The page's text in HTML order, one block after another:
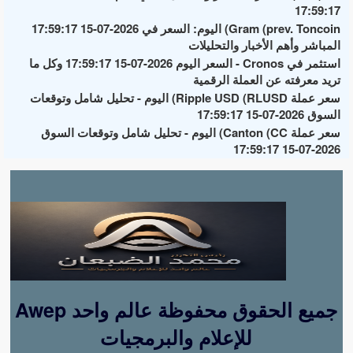
17:59:17
Gram (prev. Toncoin) اليوم: السعر في 2026-07-15 17:59:17
المباشر وأهم الأخبار والتحليلات
استثمر في Cronos - السعر اليوم 2026-07-15 17:59:17 وكل ما
تريد معرفته عن العملة الرقمية
سعر عملة Ripple USD (RLUSD) اليوم - تحليل شامل وتوقعات
السوق 2026-07-15 17:59:17
سعر عملة Canton (CC) اليوم - تحليل شامل وتوقعات السوق
2026-07-15 17:59:17
Awep جميع الحقوق محفوظة عالم واحد
للإعلام والبرمجيات